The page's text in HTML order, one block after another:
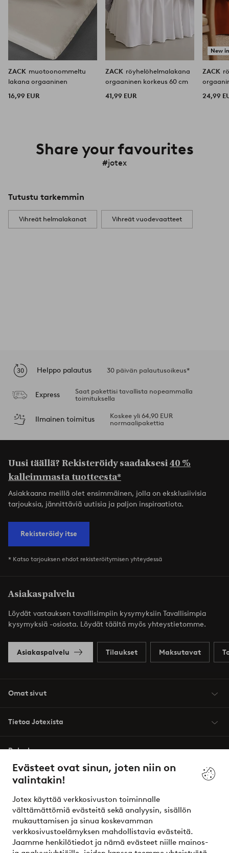
Evästeet ovat sinun, joten niin on
valintakin!
Jotex käyttää verkkosivuston toiminnalle
välttämättömiä evästeitä sekä analyysin, sisällön
mukauttamisen ja sinua koskevamman
verkkosivustoelämyksen mahdollistavia evästeitä.
Jaamme henkilötiedot ja nämä evästeet niille mainos-
ZACK muotoonommeltu
lakana orgaaninen
16,99 EUR
ZACK röyhelöhelmalakana
orgaaninen korkeus 60 cm
41,99 EUR
New
ZACK
24,99
Share your favourites
#jotex
Tutustu tarkemmin
Vihreät helmalakanat Vihreät vuodevaatteet
Helppo palautus 30 päivän palautusoikeus*
Express
Saat pakettisi tavallista nopeammalla
toimituksella
Ilmainen toimitus
Koskee yli 64,90 EUR
normaalipakettia
Uusi täällä? Rekisteröidy saadaksesi40 %
kalleimmasta tuotteesta*
Asiakkaana meillä olet ensimmäinen, jolla on eksklusiivisia
tarjouksia, jännittäviä uutisia ja paljon inspiraatiota.
Rekisteröidy itse
* Katso tarjouksen ehdot rekisteröitymisen yhteydessä
Asiakaspalvelu
Löydät vastauksen tavallisimpiin kysymyksiin Tavallisimpia
kysymyksiä -osiosta. Löydät täältä myös yhteystietomme.
Asiakaspalvelu Tilaukset Maksutavat
Omat sivut
Tietoa Jotexista
Palvelumme
Ehdot
Ystävät